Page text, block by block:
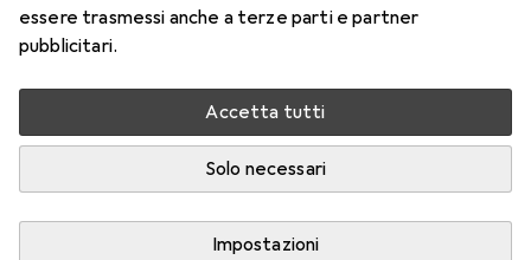
essere trasmessi anche a terze parti e partner
pubblicitari.
Accetta tutti
Solo necessari
Impostazioni